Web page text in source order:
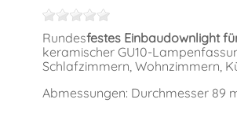
Rundesfestes Einbaudownlight
keramischer GU10-
Schlafzimmern, Wohnzimmern,
Abmessungen: Durchmesser 89